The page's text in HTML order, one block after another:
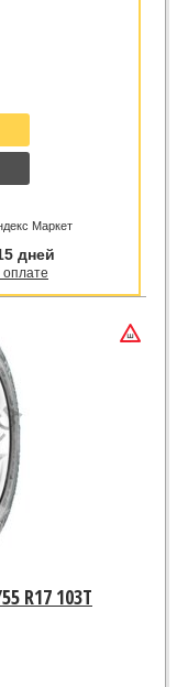
Маркет
дней
R17 103T